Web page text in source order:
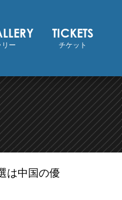
ー
TICKETS
チケット
は中国の優